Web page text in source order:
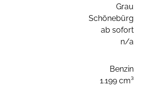
Grau
Schönebürg
ab sofort
n/a
Benzin
1.199 cm³